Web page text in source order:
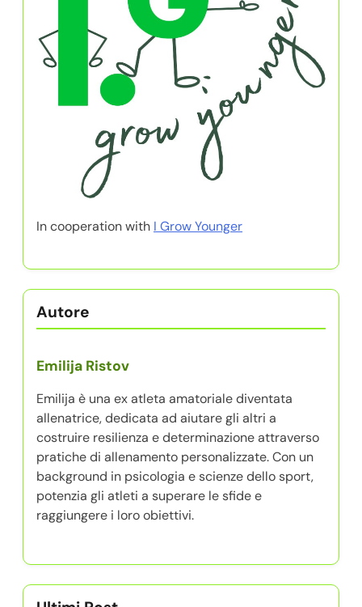
In cooperation with I Grow Younger
Autore
Emilija Ristov
Emilija è una ex atleta amatoriale diventata
allenatrice, dedicata ad aiutare gli altri a
costruire resilienza e determinazione attraverso
pratiche di allenamento personalizzate. Con un
background in psicologia e scienze dello sport,
potenzia gli atleti a superare le sfide e
raggiungere i loro obiettivi.